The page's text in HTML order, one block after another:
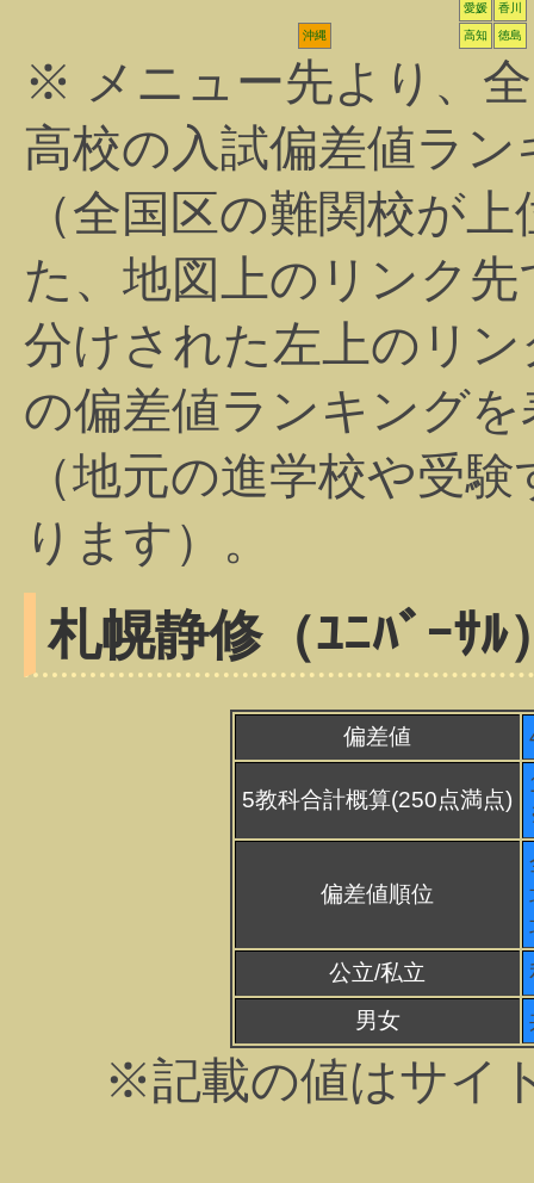
愛媛 香川
沖縄 高知 徳島
※ メニュー先より、
高校の入試偏差値ラ
（全国区の難関校が
た、地図上のリンク
分けされた左上のリ
の偏差値ランキング
（地元の進学校や受
ります）。
札幌静修（ﾕﾆﾊﾞｰｻﾙ
偏差値
5教科合計概算(250点満点)
偏差値順位
公立/私立
男女
※記載の値はサイ